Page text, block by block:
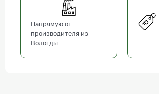
Напрямую от
производителя из
Вологды